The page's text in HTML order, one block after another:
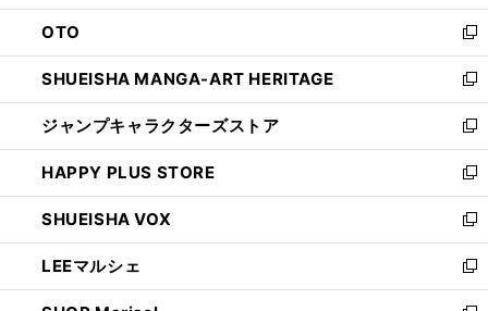
ウ
で
開
く
ン
ド
ウ
で
開
く
OTO
新
し
い
ウ
ィ
ン
ド
ウ
で
開
く
SHUEISHA MANGA-ART HERITAGE
新
し
い
ウ
ィ
ン
ド
ウ
で
開
ジャンプキャラクターズストア
新
し
い
ウ
ィ
ン
ド
ウ
HAPPY PLUS STORE
新
し
い
ウ
ィ
ン
SHUEISHA VOX
新
し
い
ウ
LEEマルシェ
新
し